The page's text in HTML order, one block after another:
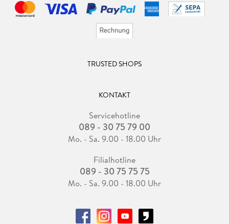
TRUSTED SHOPS
KONTAKT
Servicehotline
089 - 30 75 79 00
Mo. - Sa. 9.00 - 18.00 Uhr
Filialhotline
089 - 30 75 75 75
Mo. - Sa. 9.00 - 18.00 Uhr